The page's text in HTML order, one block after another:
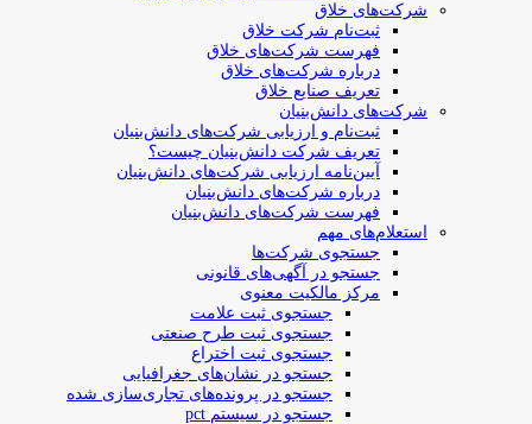
شرکت‌های خلاق
ثبت‌نام شرکت خلاق
فهرست شرکت‌های خلاق
درباره شرکت‌های خلاق
تعریف صنایع خلاق
شرکت‌های دانش‌بنیان
ثبت‌نام و ارزیابی شرکت‌های دانش‌بنیان
تعریف شرکت دانش‌بنیان چیست؟
آیین‌نامه ارزیابی شرکت‌های دانش‌بنیان
درباره شرکت‌های دانش‌بنیان
فهرست شرکت‌های دانش‌بنیان
استعلام‌های مهم
جستجوی شرکت‌ها
جستجو در آگهی‌های قانونی
مرکز مالکیت معنوی
جستجوی ثبت علامت
جستجوی ثبت طرح صنعتی
جستجوی ثبت اختراع
جستجو در نشان‌های جغرافیایی
جستجو در پرونده‌های تجاری‌سازی شده
جستجو در سیستم pct